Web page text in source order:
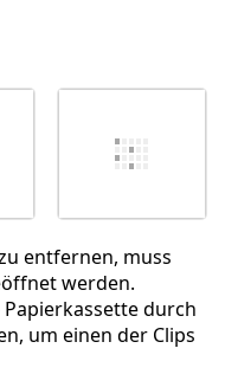
entfernen, muss
werden.
durch
um einen der Clips